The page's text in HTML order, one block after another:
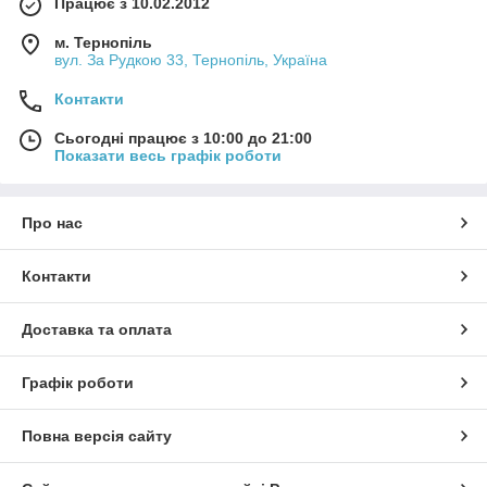
м. Тернопіль
вул. За Рудкою 33, Тернопіль, Україна
Контакти
Сьогодні працює з 10:00 до 21:00
Показати весь графік роботи
Про нас
Контакти
Доставка та оплата
Графік роботи
Повна версія сайту